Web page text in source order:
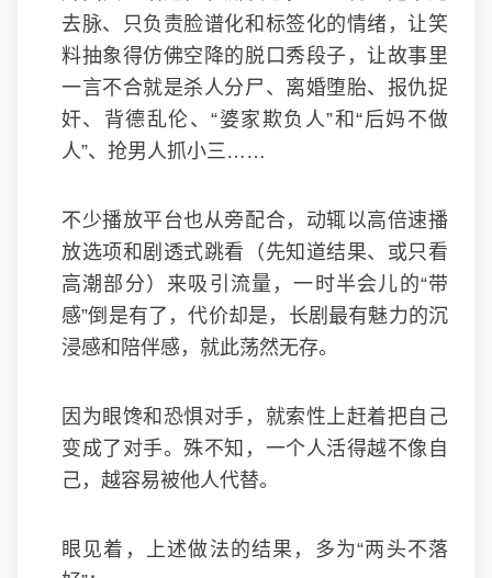
去脉、只负责脸谱化和标签化的情绪，让笑
料抽象得仿佛空降的脱口秀段子，让故事里
一言不合就是杀人分尸、离婚堕胎、报仇捉
奸、背德乱伦、“婆家欺负人”和“后妈不做
人”、抢男人抓小三……
不少播放平台也从旁配合，动辄以高倍速播
放选项和剧透式跳看（先知道结果、或只看
高潮部分）来吸引流量，一时半会儿的“带
感”倒是有了，代价却是，长剧最有魅力的沉
浸感和陪伴感，就此荡然无存。
因为眼馋和恐惧对手，就索性上赶着把自己
变成了对手。殊不知，一个人活得越不像自
己，越容易被他人代替。
眼见着，上述做法的结果，多为“两头不落